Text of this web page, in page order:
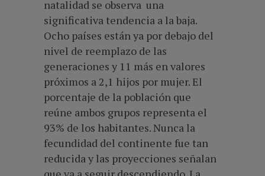
natalidad se observa una
significativa tendencia a la baja.
Ocho países están ya por debajo del
nivel de reemplazo de las
generaciones y 11 más en valores
próximos a 2,1 hijos por mujer. El
porcentaje de la población que
reúne ambos grupos representa el
93% de los habitantes. Nunca la
fecundidad del continente fue tan
reducida y las proyecciones señalan